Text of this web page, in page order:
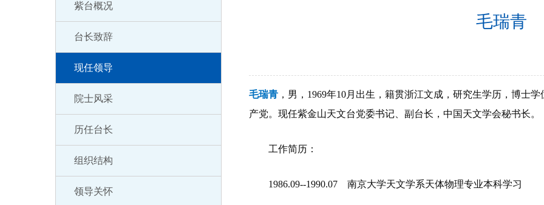
紫台概况
台长致辞
现任领导
院士风采
历任台长
组织结构
领导关怀
毛瑞青
毛瑞青，男，1969年10月出生，籍贯浙江文成，研究生学历，博士
产党。现任紫金山天文台党委书记、副台长，中国天文学会秘书长。
工作简历：
1986.09--1990.07 南京大学天文学系天体物理专业本科学习